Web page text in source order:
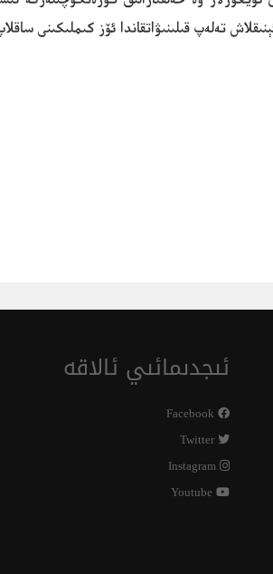
تەلەپ قىلىنىۋاتقاندا ئۆز كىملىكىنى
ئىجدىمائىي ئالاقە